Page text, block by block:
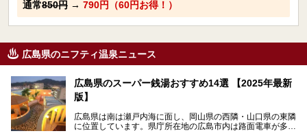
通常850円 → 790円（60円お得！）
広島県のニフティ温泉ニュース
広島県のスーパー銭湯おすすめ14選 【2025年最新
版】
広島県は南は瀬戸内海に面し、岡山県の西隣・山口県の東隣
に位置しています。県庁所在地の広島市内は路面電車が多数